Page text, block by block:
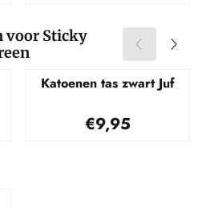
voor Sticky
Katoenen tas zwart Juf
Prijs: 9,95
€9,95